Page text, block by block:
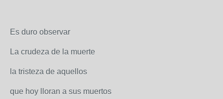
Es duro observar
La crudeza de la muerte
la tristeza de aquellos
que hoy lloran a sus muertos